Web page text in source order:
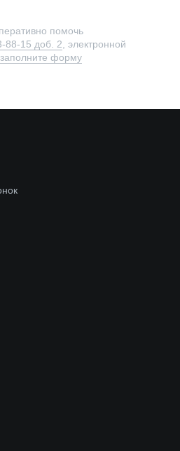
помочь
88-15 доб. 2 , электронной
заполните форму